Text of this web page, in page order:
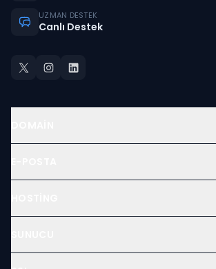
UZMAN DESTEK
Canlı Destek